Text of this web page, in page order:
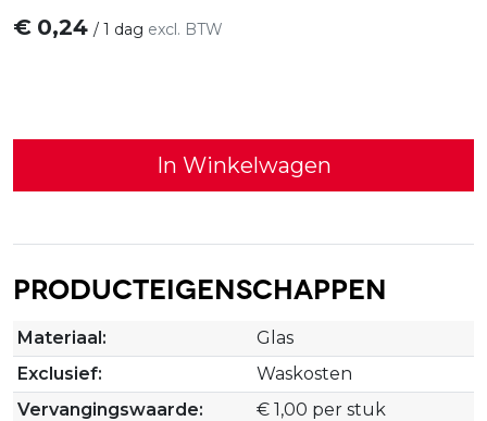
€ 0,24 / 1 dag excl. BTW
In Winkelwagen
Producteigenschappen
Materiaal:
Glas
Exclusief:
Waskosten
Vervangingswaarde:
€ 1,00 per stuk